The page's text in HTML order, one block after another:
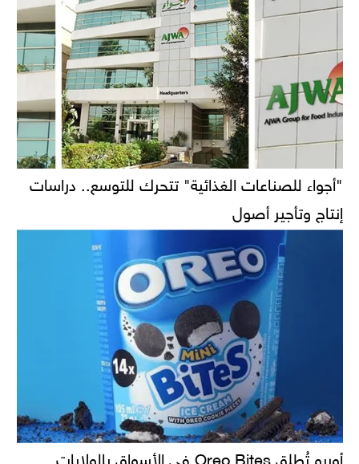
"أجواء للصناعات الغذائية" تتحرك للتوسع.. دراسات
إنتاج وتأجير أصول
أوريو تُطلق Oreo Bites في الأسواق بالولايات